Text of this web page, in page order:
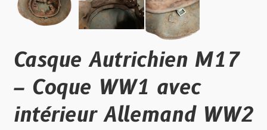
Casque Autrichien M17
– Coque WW1 avec
intérieur Allemand WW2